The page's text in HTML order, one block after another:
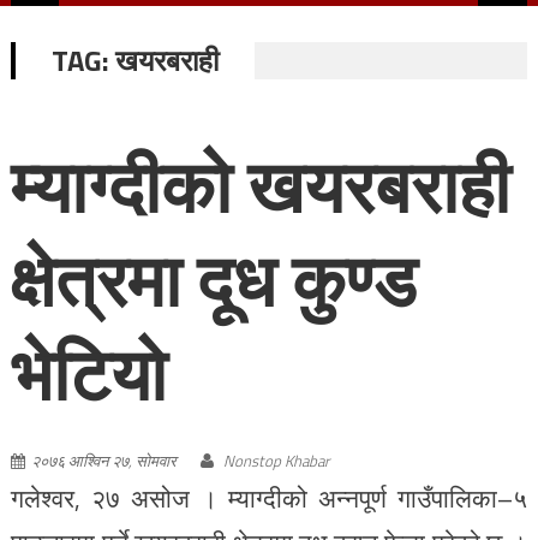
TAG:खयरबराही
म्याग्दीको खयरबराही
क्षेत्रमा दूध कुण्ड
भेटियो
२०७६ आश्विन २७, सोमवार Nonstop Khabar
गलेश्वर, २७ असोज । म्याग्दीको अन्नपूर्ण गाउँपालिका–५